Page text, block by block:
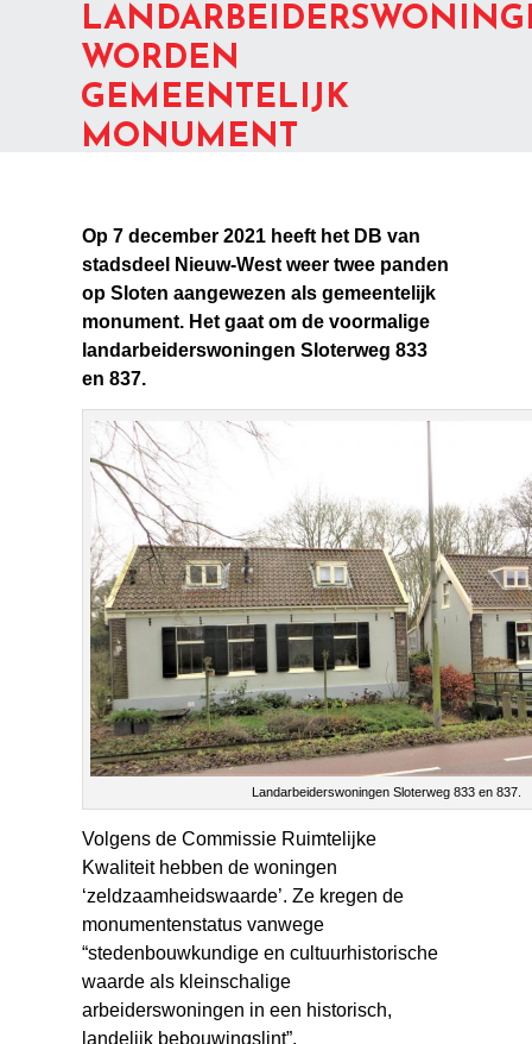
WORDEN
GEMEENTELIJK
MONUMENT
Op 7 december 2021 heeft het DB van
stadsdeel Nieuw-West weer twee panden
op Sloten aangewezen als gemeentelijk
monument. Het gaat om de voormalige
landarbeiderswoningen Sloterweg 833
en 837.
Landarbeiderswoningen Sloterweg 833 en 837.
Volgens de Commissie Ruimtelijke
Kwaliteit hebben de woningen
‘zeldzaamheidswaarde’. Ze kregen de
monumentenstatus vanwege
“stedenbouwkundige en cultuurhistorische
waarde als kleinschalige
arbeiderswoningen in een historisch,
landelijk bebouwingslint”.